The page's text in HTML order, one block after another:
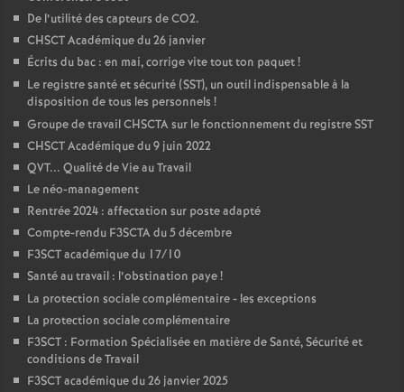
De l’utilité des capteurs de CO2.
CHSCT Académique du 26 janvier
Écrits du bac : en mai, corrige vite tout ton paquet!
Le registre santé et sécurité (SST), un outil indispensable à la
disposition de tous les personnels !
Groupe de travail CHSCTA sur le fonctionnement du registre SST
CHSCT Académique du 9 juin 2022
QVT... Qualité de Vie au Travail
Le néo-management
Rentrée 2024 : affectation sur poste adapté
Compte-rendu F3SCTA du 5 décembre
F3SCT académique du 17/10
Santé au travail : l’obstination paye!
La protection sociale complémentaire - les exceptions
La protection sociale complémentaire
F3SCT : Formation Spécialisée en matière de Santé, Sécurité et
conditions de Travail
F3SCT académique du 26 janvier 2025